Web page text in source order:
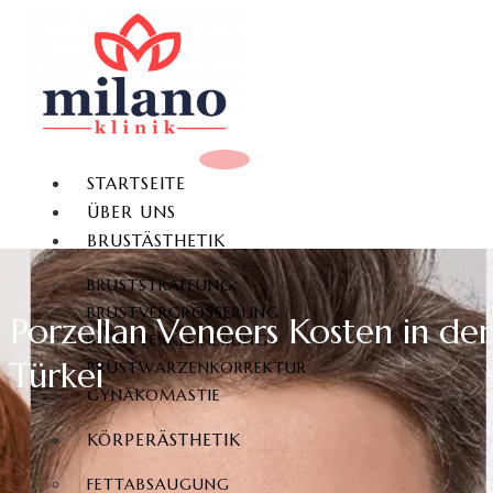
STARTSEITE
ÜBER UNS
BRUSTÄSTHETIK
BRUSTSTRAFFUNG
BRUSTVERGRÖSSERUNG
BRUSTVERKLEINERUNG
BRUSTWARZENKORREKTUR
GYNÄKOMASTIE
KÖRPERÄSTHETIK
FETTABSAUGUNG
Porzellan Veneers Kosten in der
Türkei